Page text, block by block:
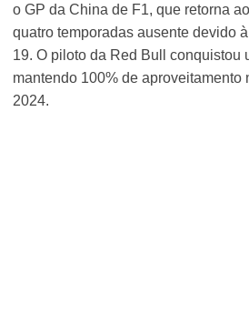
o GP da China de F1, que retorna
quatro temporadas ausente devido
19. O piloto da Red Bull conquistou
mantendo 100% de aproveitamento
2024.